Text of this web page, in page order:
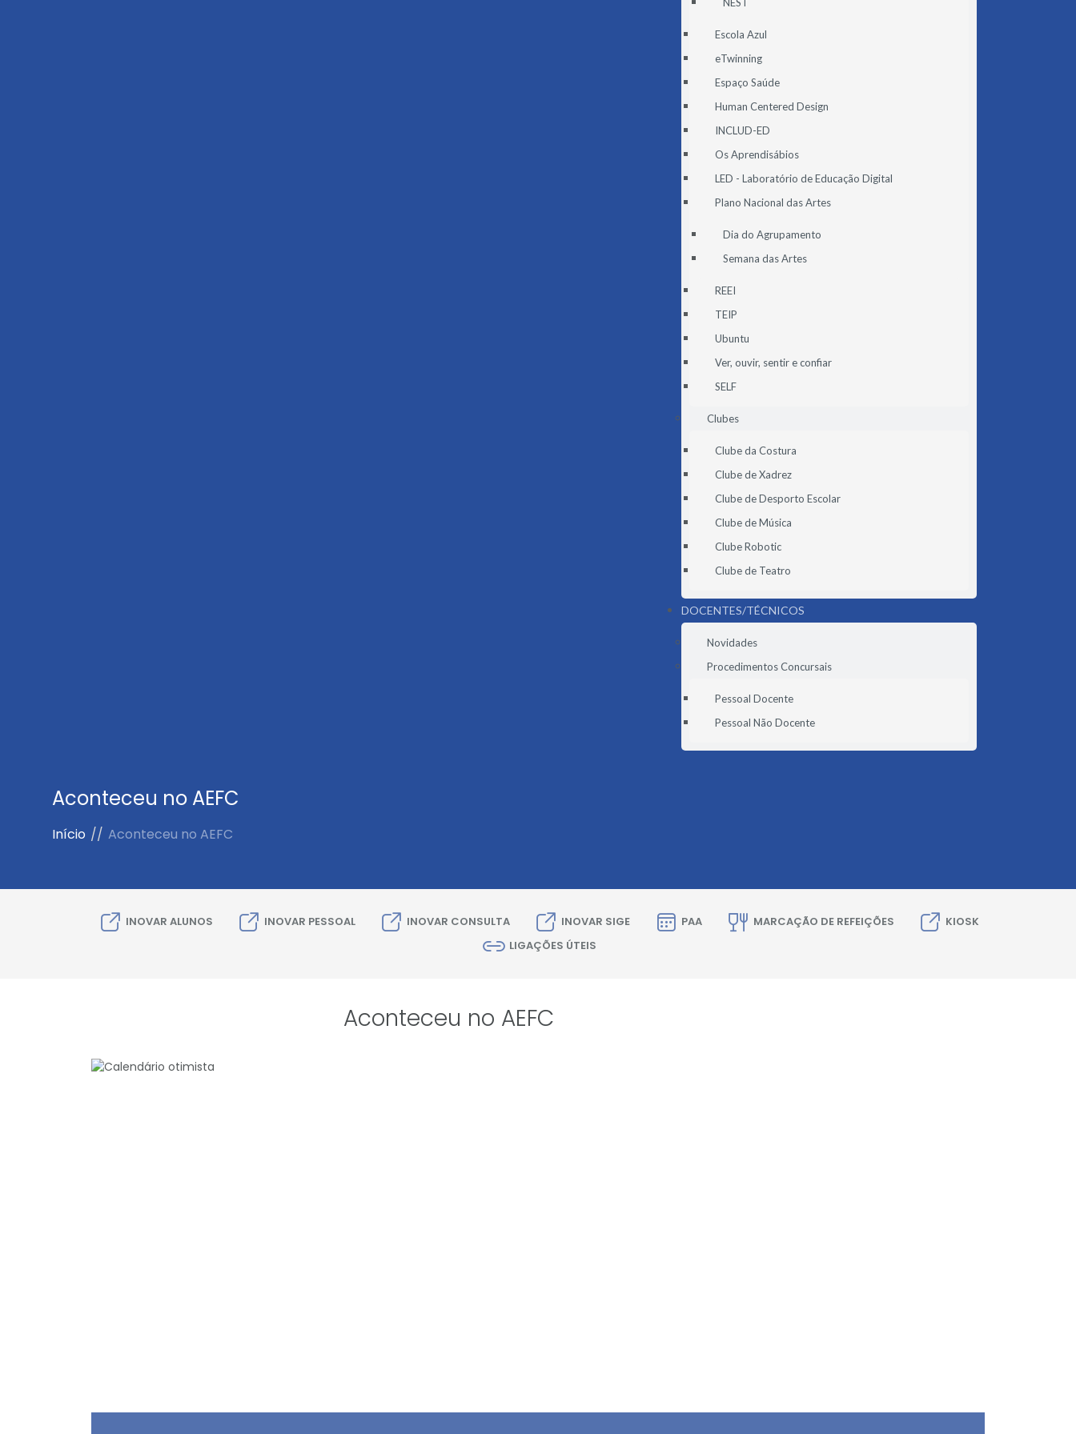
Escola Azul
eTwinning
Espaço Saúde
Human Centered Design
INCLUD-ED
Os Aprendisábios
LED - Laboratório de Educação Digital
Plano Nacional das Artes
Dia do Agrupamento
Semana das Artes
REEI
TEIP
Ubuntu
Ver, ouvir, sentir e confiar
SELF
Clubes
Clube da Costura
Clube de Xadrez
Clube de Desporto Escolar
Clube de Música
Clube Robotic
Clube de Teatro
DOCENTES/TÉCNICOS
Novidades
Procedimentos Concursais
Pessoal Docente
Pessoal Não Docente
Aconteceu no AEFC
Início // Aconteceu no AEFC
INOVAR ALUNOS INOVAR PESSOAL INOVAR CONSULTA INOVAR SIGE PAA MARCAÇÃO DE REFEIÇÕES
KIOSK
LIGAÇÕES ÚTEIS
Aconteceu no AEFC